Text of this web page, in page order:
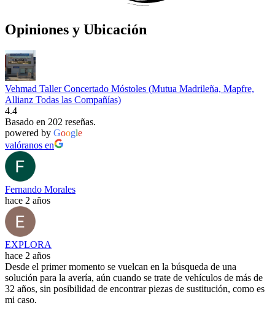
Opiniones y Ubicación
Vehmad Taller Concertado Móstoles (Mutua Madrileña, Mapfre,
Allianz Todas las Compañías)
4.4
Basado en 202 reseñas.
powered by Google
valóranos en
Fernando Morales
hace 2 años
EXPLORA
hace 2 años
Desde el primer momento se vuelcan en la búsqueda de una
solución para la avería, aún cuando se trate de vehículos de más de
32 años, sin posibilidad de encontrar piezas de sustitución, como es
mi caso.